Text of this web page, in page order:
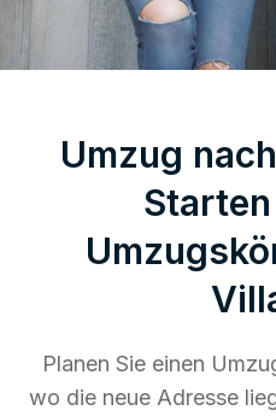
Umzug
Planen Sie einen
wo die neue Adresse